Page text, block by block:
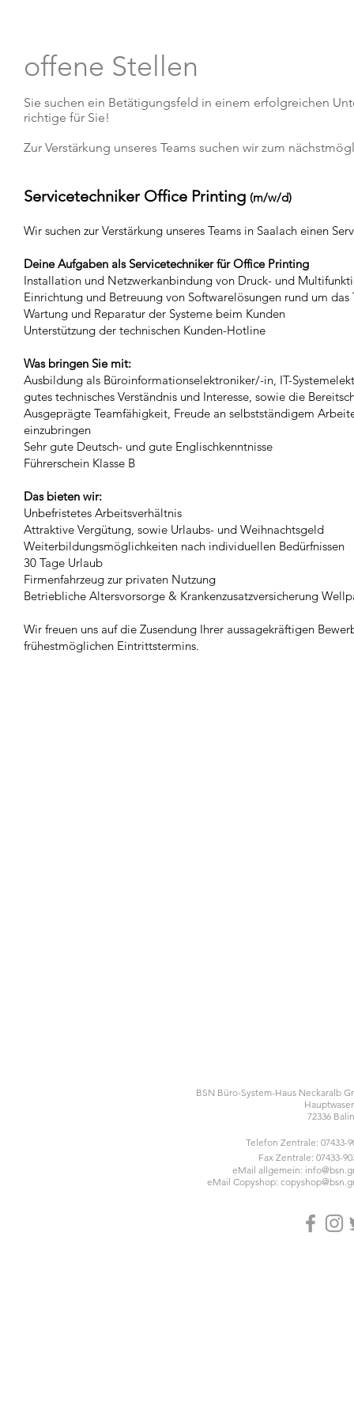
offene Stellen
Sie suchen ein Betätigungsfeld in einem erfolgreichen
richtige für Sie!
Zur Verstärkung unseres Teams suchen wir zum
Servicetechniker Office Printing (m/w/d)
Wir suchen zur Verstärkung unseres Teams in Saalach einen
Deine Aufgaben als Servicetechniker für Office Printing
Installation und Netzwerkanbindung von Druck- und
Einrichtung und Betreuung von Softwarelösungen rund um
Wartung und Reparatur der Systeme beim Kunden
Unterstützung der technischen Kunden-Hotline
Was bringen Sie mit:
Ausbildung als Büroinformationselektroniker/-in, IT-
gutes technisches Verständnis und Interesse, sowie die
Ausgeprägte Teamfähigkeit, Freude an selbstständigem
einzubringen
Sehr gute Deutsch- und gute Englischkenntnisse
Führerschein Klasse B
Das bieten wir:
Unbefristetes Arbeitsverhältnis
Attraktive Vergütung, sowie Urlaubs- und Weihnachtsgeld
Weiterbildungsmöglichkeiten nach individuellen Bedürfnissen
30 Tage Urlaub
Firmenfahrzeug zur privaten Nutzung
Betriebliche Altersvorsorge & Krankenzusatzversicherung
Wir freuen uns auf die Zusendung Ihrer aussagekräftigen
frühestmöglichen Eintrittstermins.
BSN Büro-System-Haus Neckaralb
72336
Telefon Zentrale: 07433-
Fax Zentrale: 07433-
eMail allgemein:
eMail Copyshop: